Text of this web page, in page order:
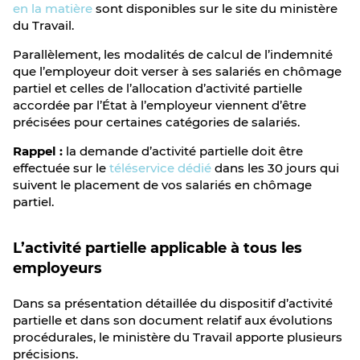
en la matière sont disponibles sur le site du ministère
du Travail.
Parallèlement, les modalités de calcul de l’indemnité
que l’employeur doit verser à ses salariés en chômage
partiel et celles de l’allocation d’activité partielle
accordée par l’État à l’employeur viennent d’être
précisées pour certaines catégories de salariés.
Rappel : la demande d’activité partielle doit être
effectuée sur le téléservice dédié dans les 30 jours qui
suivent le placement de vos salariés en chômage
partiel.
L’activité partielle applicable à tous les
employeurs
Dans sa présentation détaillée du dispositif d’activité
partielle et dans son document relatif aux évolutions
procédurales, le ministère du Travail apporte plusieurs
précisions.